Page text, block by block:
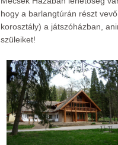
hogy a barlangtúrán részt
korosztály) a játszóházban,
szüleiket!